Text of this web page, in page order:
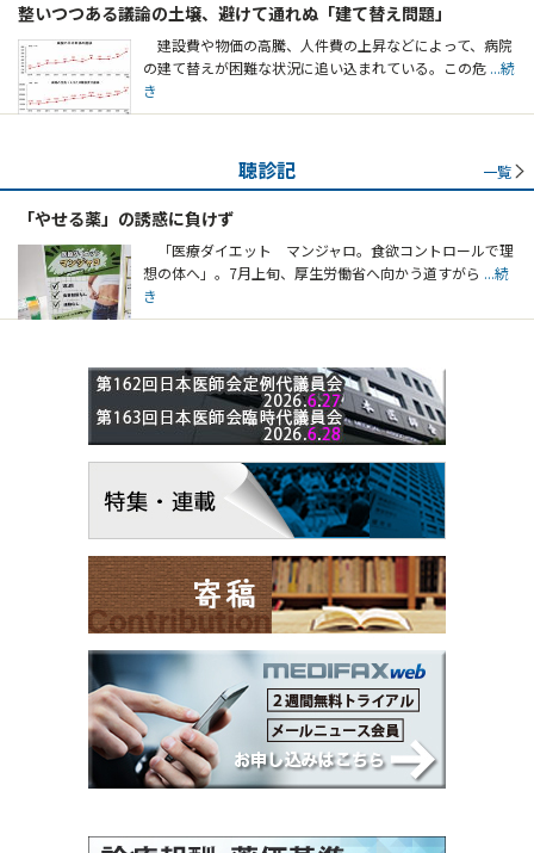
整いつつある議論の土壌、避けて通れぬ「建て替え問題」
建設費や物価の高騰、人件費の上昇などによって、病院
の建て替えが困難な状況に追い込まれている。この危 ...続
き
聴診記 一覧
「やせる薬」の誘惑に負けず
「医療ダイエット マンジャロ。食欲コントロールで理
想の体へ」。7月上旬、厚生労働省へ向かう道すがら ...続
き